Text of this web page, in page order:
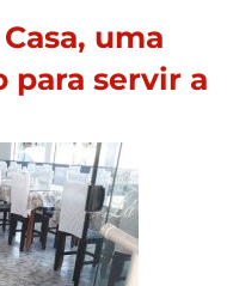
uma
para servir a